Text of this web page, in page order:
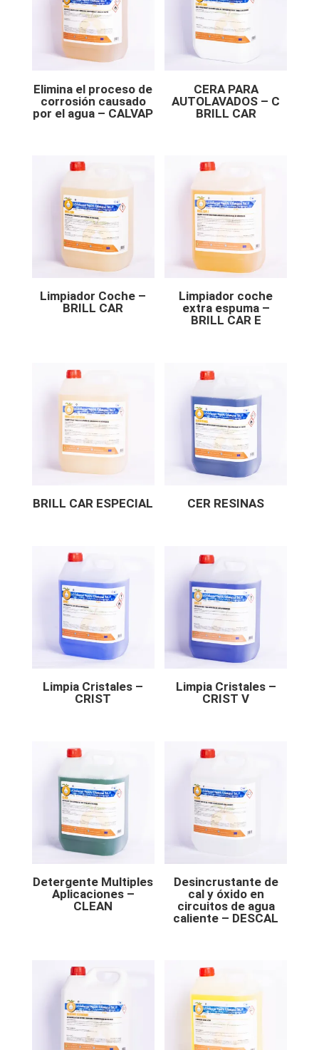
Elimina el proceso de
corrosión causado
por el agua – CALVAP
CERA PARA
AUTOLAVADOS – C
BRILL CAR
Limpiador Coche –
BRILL CAR
Limpiador coche
extra espuma –
BRILL CAR E
BRILL CAR ESPECIAL CER RESINAS
Limpia Cristales –
CRIST
Limpia Cristales –
CRIST V
Detergente Multiples
Aplicaciones –
CLEAN
Desincrustante de
cal y óxido en
circuitos de agua
caliente – DESCAL